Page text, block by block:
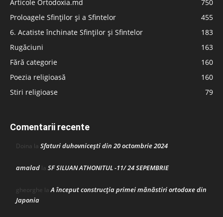
Articole Ortodoxia.md
750
Proloagele Sfinților și a Sfintelor
455
6. Acatiste închinate Sfinților și Sfintelor
183
Rugăciuni
163
Fără categorie
160
Poezia religioasă
160
Stiri religioase
79
Comentarii recente
Doina la Sfaturi duhovnicești din 20 octombrie 2024
amalad la SF SILUAN ATHONITUL -11/ 24 SEPEMBRIE
gheorghe laA început construcţia primei mănăstiri ortodoxe din
Japonia